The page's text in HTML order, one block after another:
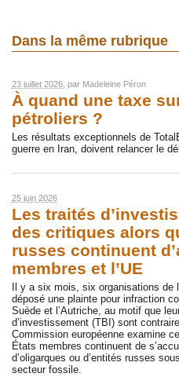
Dans la même rubrique
23 juillet 2026 , par Madeleine Péron
À quand une taxe
pétroliers ?
Les résultats exceptionnels de
guerre en Iran, doivent relancer le
25 juin 2026
Les traités
des critiques alors
russes continuent
membres et l’UE
Il y a six mois, six organisations
déposé une plainte pour infraction
Suède et l’Autriche, au motif que
d’investissement (TBI) sont
Commission européenne examine
États membres continuent de
d’oligarques ou d’entités russes
secteur fossile.